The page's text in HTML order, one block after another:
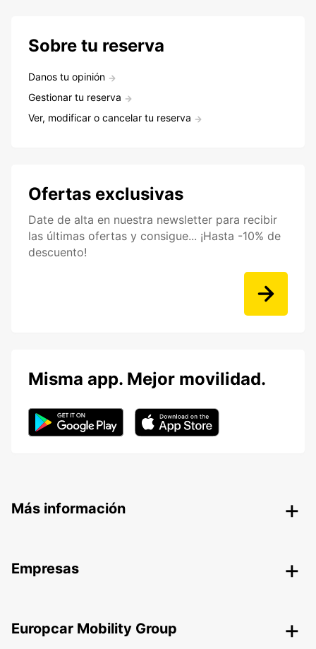
Sobre tu reserva
Danos tu opinión
Gestionar tu reserva
Ver, modificar o cancelar tu reserva
Ofertas exclusivas
Date de alta en nuestra newsletter para recibir
las últimas ofertas y consigue... ¡Hasta -10% de
descuento!
Misma app. Mejor movilidad.
Más información
Empresas
Europcar Mobility Group